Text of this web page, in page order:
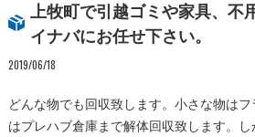
上牧町で引越ゴミや家具、不
イナバにお任せ下さい。
2019/06/18
どんな物でも回収致します。小さな物は
はプレハブ倉庫まで解体回収致します。